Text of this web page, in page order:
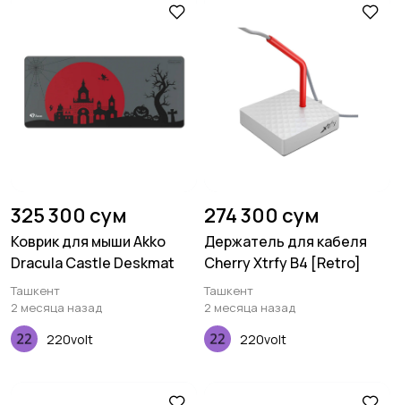
325 300 сум
Коврик для мыши Akko
Dracula Castle Deskmat
Ташкент
2 месяца назад
220volt
274 300 сум
Держатель для кабеля
Cherry Xtrfy B4 [Retro]
Ташкент
2 месяца назад
220volt